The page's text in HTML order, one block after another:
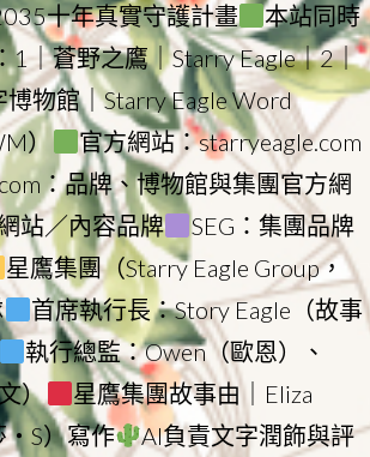
十年真實守護計畫
本站同時
1｜蒼野之鷹｜Starry Eagle｜2｜
物館｜Starry Eagle Word
）
官方網站：starryeagle.com
：品牌、博物館與集團官方網
站／內容品牌
SEG：集團品牌
星鷹集團（Starry Eagle Group，
首席執行長：Story Eagle（故事
執行總監：Owen（歐恩）、
）
星鷹集團故事由｜Eliza
S）寫作
AI負責文字潤飾與評